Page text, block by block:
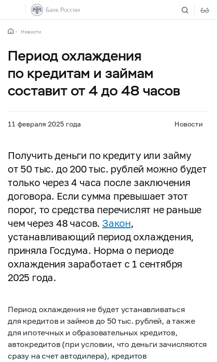
Новости
Период охлаждения
по кредитам и займам
составит от 4 до 48 часов
11 февраля 2025 года Новости
Получить деньги по кредиту или займу
от 50 тыс. до 200 тыс. рублей можно будет
только через 4 часа после заключения
договора. Если сумма превышает этот
порог, то средства перечислят не раньше
чем через 48 часов. Закон,
устанавливающий период охлаждения,
приняла Госдума. Норма о периоде
охлаждения заработает с 1 сентября
2025 года.
Период охлаждения не будет устанавливаться
для кредитов и займов до 50 тыс. рублей, а также
для ипотечных и образовательных кредитов,
автокредитов (при условии, что деньги зачисляются
сразу на счет автодилера), кредитов